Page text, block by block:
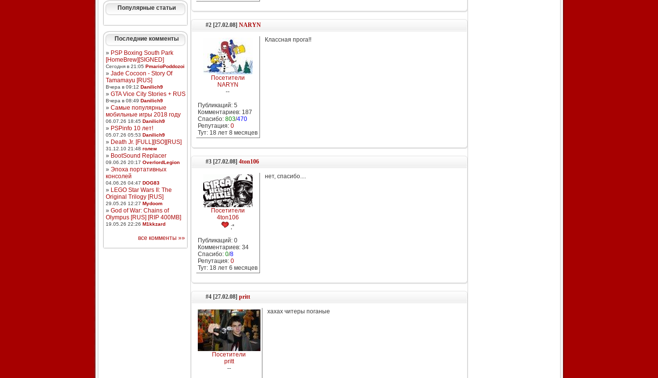
Популярные статьи
Последние комменты
» PSP Boxing South Park
[HomeBrew][SIGNED]
Сегодня в 21:05 PmarioPoddozoi
» Jade Cocoon - Story Of
Tamamayu [RUS]
Вчера в 09:12 Danilich9
» GTA Vice City Stories + RUS
Вчера в 08:49 Danilich9
» Самые популярные
мобильные игры 2018 году
06.07.26 18:45 Danilich9
» PSPinfo 10 лет!
05.07.26 05:53 Danilich9
» Death Jr. [FULL][ISO][RUS]
31.12.10 21:48 голем
» BootSound Replacer
09.06.26 20:17 OverlordLegion
» Эпоха портативных
консолей
04.06.26 04:47 DOG83
» LEGO Star Wars II: The
Original Trilogy [RUS]
29.05.26 12:27 Mydoom
» God of War: Chains of
Olympus [RUS] [RIP 400MB]
19.05.26 22:26 M1kkzard
все комменты »»
#2 [27.02.08] NARYN
Посетители
NARYN
--
Публикаций: 5
Комментариев: 187
Спасибо: 803/470
Репутация: 0
Тут: 18 лет 8 месяцев
Классная прога!!
#3 [27.02.08] 4ton106
Посетители
4ton106
;*
Публикаций: 0
Комментариев: 34
Спасибо: 0/8
Репутация: 0
Тут: 18 лет 6 месяцев
нет, спасибо....
#4 [27.02.08] pritt
Посетители
pritt
--
хахах читеры поганые